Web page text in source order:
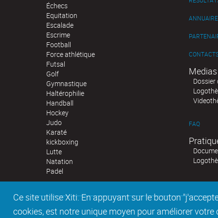
Ce site utilise Xiti. En appuyant sur le bouton
cookies, est notre unique moyen pour améliorer votre
Échecs
Equitation
Escalade
Escrime
Football
Force athlétique
Futsal
Golf
Gymnastique
Haltérophilie
Handball
Hockey
Judo
Karaté
kickboxing
Lutte
Natation
Padel
ANNUAIRE
Medias
FAQ